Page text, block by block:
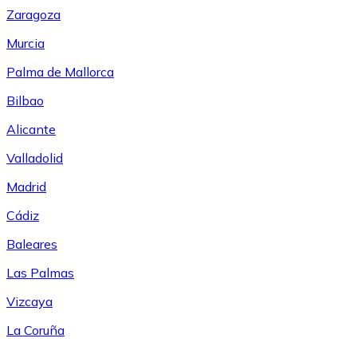
Zaragoza
Murcia
Palma de Mallorca
Bilbao
Alicante
Valladolid
Madrid
Cádiz
Baleares
Las Palmas
Vizcaya
La Coruña